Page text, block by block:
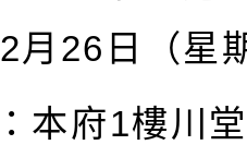
月 26 日（星
本府1樓川